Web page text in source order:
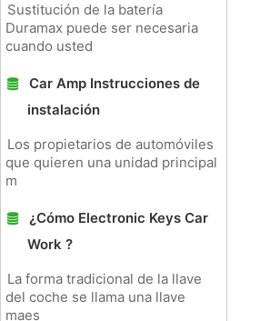
Sustitución de la batería
Duramax puede ser necesaria
cuando usted
Car Amp Instrucciones de
instalación
Los propietarios de automóviles
que quieren una unidad principal
m
¿Cómo Electronic Keys Car
Work ?
La forma tradicional de la llave
del coche se llama una llave
maes